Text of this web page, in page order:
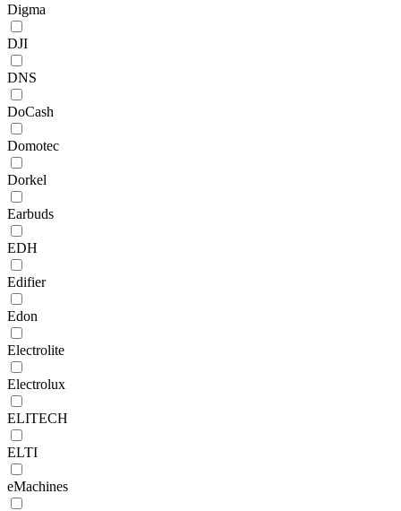
Digma
DJI
DNS
DoCash
Domotec
Dorkel
Earbuds
EDH
Edifier
Edon
Electrolite
Electrolux
ELITECH
ELTI
eMachines